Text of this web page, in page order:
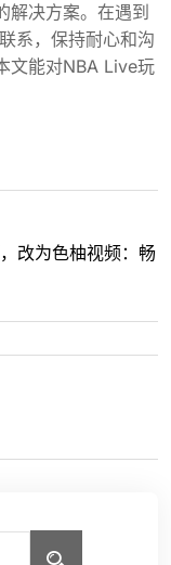
解决方案。在遇到
系，保持耐心和沟
文能对NBA Live玩
改为色柚视频：畅